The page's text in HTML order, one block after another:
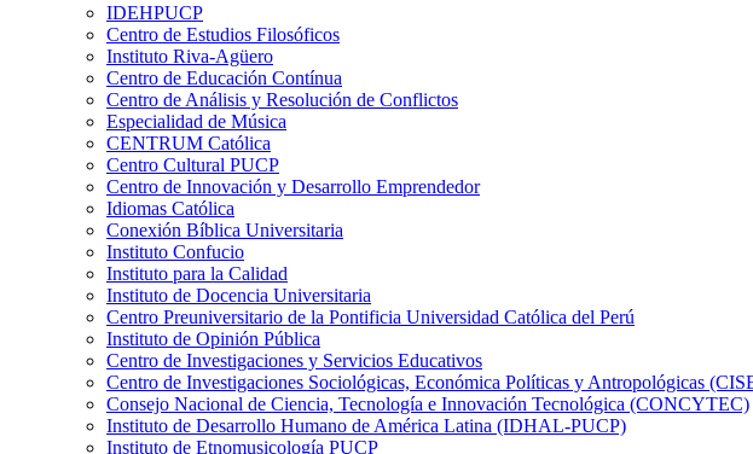
IDEHPUCP
Centro de Estudios Filosóficos
Instituto Riva-Agüero
Centro de Educación Contínua
Centro de Análisis y Resolución de Conflictos
Especialidad de Música
CENTRUM Católica
Centro Cultural PUCP
Centro de Innovación y Desarrollo Emprendedor
Idiomas Católica
Conexión Bíblica Universitaria
Instituto Confucio
Instituto para la Calidad
Instituto de Docencia Universitaria
Centro Preuniversitario de la Pontificia Universidad Católica del Perú
Instituto de Opinión Pública
Centro de Investigaciones y Servicios Educativos
Centro de Investigaciones Sociológicas, Económica Políticas y Antropológicas
Consejo Nacional de Ciencia, Tecnología e Innovación Tecnológica (CONCYTEC)
Instituto de Desarrollo Humano de América Latina (IDHAL-PUCP)
Instituto de Etnomusicología PUCP